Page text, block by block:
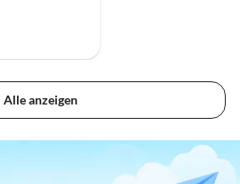
Alle anzeigen